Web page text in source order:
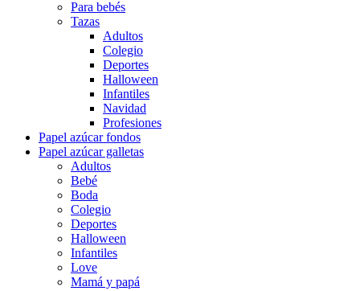
Para bebés
Tazas
Adultos
Colegio
Deportes
Halloween
Infantiles
Navidad
Profesiones
Papel azúcar fondos
Papel azúcar galletas
Adultos
Bebé
Boda
Colegio
Deportes
Halloween
Infantiles
Love
Mamá y papá